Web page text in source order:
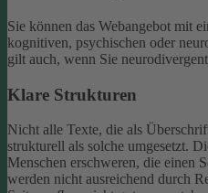
Sie können das Webangebot mit
kognitiven, psychischen oder
gilt auch, wenn Sie
Klare Strukturen
Nicht alle Texte, die als
strukturell als solche umgesetzt.
Menschen erschweren, die einen
werden nicht ausreichend durch